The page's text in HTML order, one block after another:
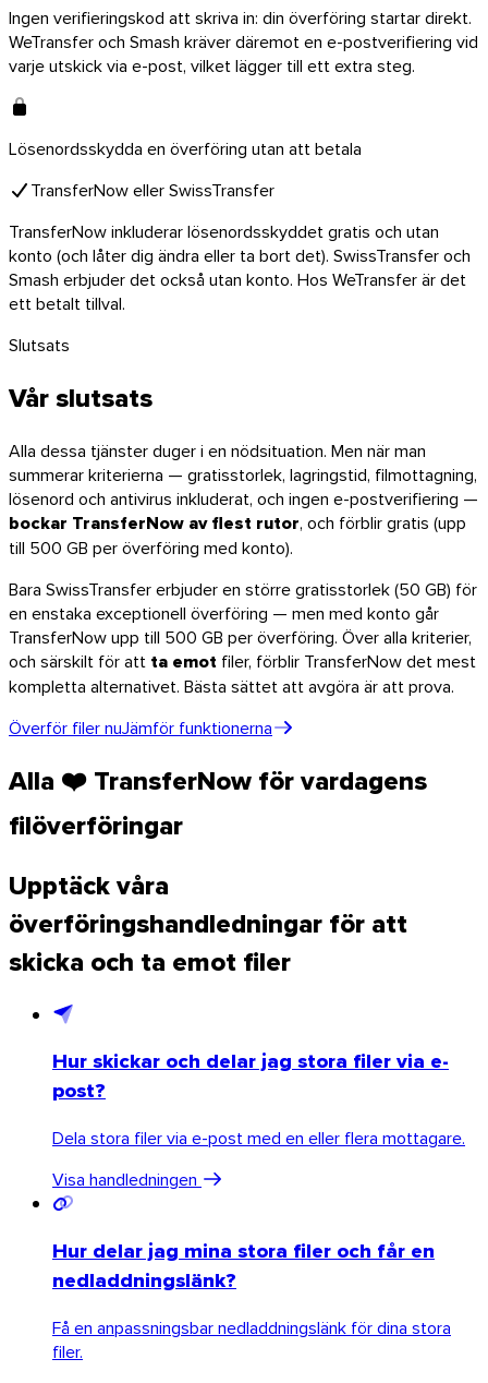
Ingen verifieringskod att skriva in: din överföring startar direkt.
WeTransfer och Smash kräver däremot en e-postverifiering vid
varje utskick via e-post, vilket lägger till ett extra steg.
Lösenordsskydda en överföring utan att betala
TransferNow eller SwissTransfer
TransferNow inkluderar lösenordsskyddet gratis och utan
konto (och låter dig ändra eller ta bort det). SwissTransfer och
Smash erbjuder det också utan konto. Hos WeTransfer är det
ett betalt tillval.
Slutsats
Vår slutsats
Alla dessa tjänster duger i en nödsituation. Men när man
summerar kriterierna — gratisstorlek, lagringstid, filmottagning,
lösenord och antivirus inkluderat, och ingen e-postverifiering —
bockar TransferNow av flest rutor, och förblir gratis (upp
till 500 GB per överföring med konto).
Bara SwissTransfer erbjuder en större gratisstorlek (50 GB) för
en enstaka exceptionell överföring — men med konto går
TransferNow upp till 500 GB per överföring. Över alla kriterier,
och särskilt för att ta emot filer, förblir TransferNow det mest
kompletta alternativet. Bästa sättet att avgöra är att prova.
Överför filer nuJämför funktionerna
Alla ❤️ TransferNow för vardagens
filöverföringar
Upptäck våra
överföringshandledningar för att
skicka och ta emot filer
Hur skickar och delar jag stora filer via e-
post?
Dela stora filer via e-post med en eller flera mottagare.
Visa handledningen
Hur delar jag mina stora filer och får en
nedladdningslänk?
Få en anpassningsbar nedladdningslänk för dina stora
filer.